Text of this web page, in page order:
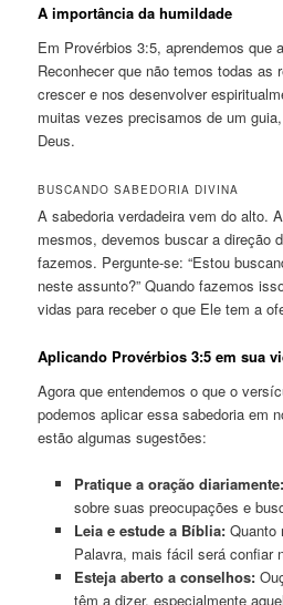
A importância da humildade
Em Provérbios 3:5, aprendemos que
Reconhecer que não temos todas as
crescer e nos desenvolver
muitas vezes precisamos de um
Deus.
BUSCANDO SABEDORIA DIVINA
A sabedoria verdadeira vem do alto.
mesmos, devemos buscar a direção
fazemos. Pergunte-se: “Estou
neste assunto?” Quando fazemos
vidas para receber o que Ele tem a
Aplicando Provérbios 3:5 em sua
Agora que entendemos o que o
podemos aplicar essa sabedoria em
estão algumas sugestões:
Pratique a oração diariamente:
sobre suas preocupações e
Leia e estude a Bíblia:Quanto
Palavra, mais fácil será confiar
Esteja aberto a conselhos:
têm a dizer, especialmente